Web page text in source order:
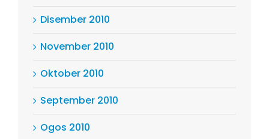
Disember 2010
November 2010
Oktober 2010
September 2010
Ogos 2010